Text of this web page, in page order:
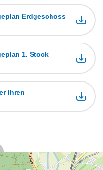
Erdgeschoss
1. Stock
Ihren